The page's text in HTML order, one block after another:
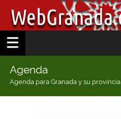
Agenda
Agenda para Granada y su provincia